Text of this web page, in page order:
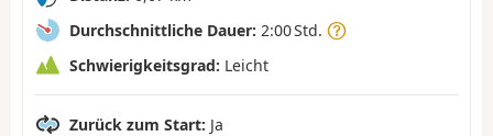
Durchschnittliche Dauer: 2:00 Std.
Schwierigkeitsgrad: Leicht
Zurück zum Start: Ja